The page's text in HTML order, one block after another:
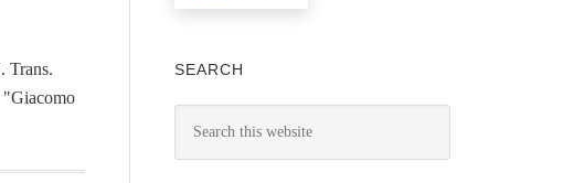
Trans.
"Giacomo
SEARCH